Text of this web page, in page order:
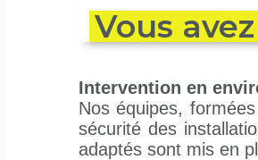
Vous
Intervention en
Nos équipes,
sécurité des
adaptés sont mis en